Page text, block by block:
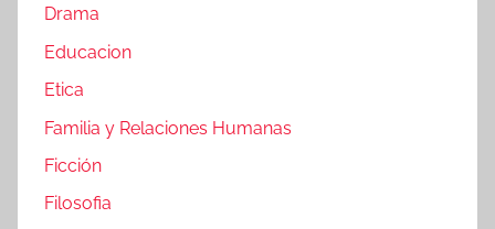
Drama
Educacion
Etica
Familia y Relaciones Humanas
Ficción
Filosofia